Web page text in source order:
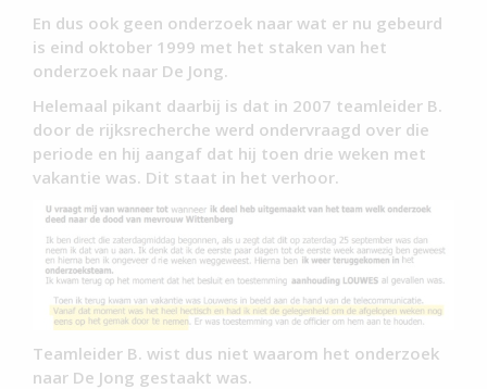
En dus ook geen onderzoek naar wat er nu gebeurd
is eind oktober 1999 met het staken van het
onderzoek naar De Jong.
Helemaal pikant daarbij is dat in 2007 teamleider B.
door de rijksrecherche werd ondervraagd over die
periode en hij aangaf dat hij toen drie weken met
vakantie was. Dit staat in het verhoor.
Teamleider B. wist dus niet waarom het onderzoek
naar De Jong gestaakt was.